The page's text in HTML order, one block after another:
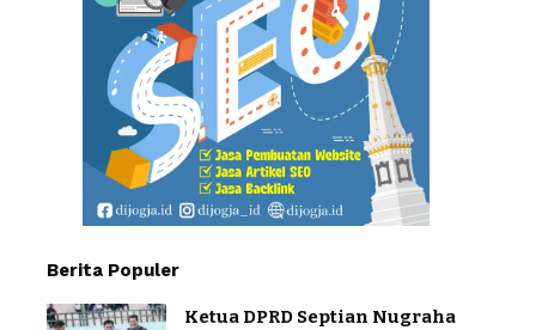
Berita Populer
Ketua DPRD Septian Nugraha